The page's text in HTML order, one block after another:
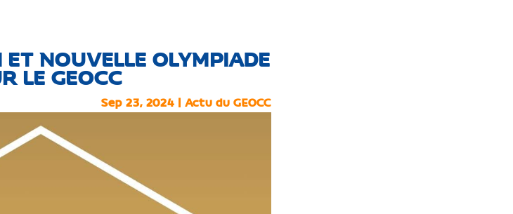
NOUVELLE OLYMPIADE
LE GEOCC
Sep 23, 2024| Actu du GEOCC